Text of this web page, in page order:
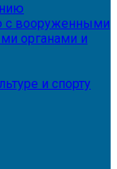
с вооруженными
органами и
и спорту